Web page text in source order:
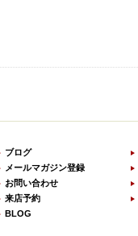
ブログ
メールマガジン登録
お問い合わせ
来店予約
BLOG